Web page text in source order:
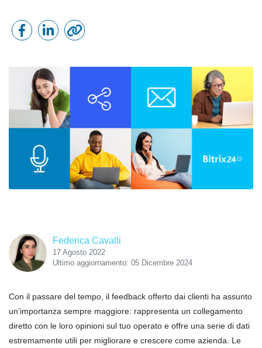
Federica Cavalli
17 Agosto 2022
Ultimo aggiornamento: 05 Dicembre 2024
Con il passare del tempo, il feedback offerto dai clienti ha assunto
un’importanza sempre maggiore: rappresenta un collegamento
diretto con le loro opinioni sul tuo operato e offre una serie di dati
estremamente utili per migliorare e crescere come azienda. Le